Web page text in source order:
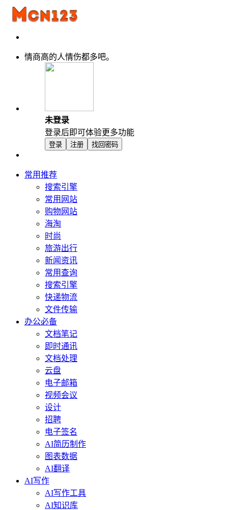
情商高的人情伤都多吧。
未登录
登录后即可体验更多功能
登录 注册 找回密码
常用推荐
搜索引擎
常用网站
购物网站
海淘
时尚
旅游出行
新闻资讯
常用查询
搜索引擎
快递物流
文件传输
办公必备
文档笔记
即时通讯
文档处理
云盘
电子邮箱
视频会议
设计
招聘
电子签名
AI简历制作
图表数据
AI翻译
AI写作
AI写作工具
AI知识库